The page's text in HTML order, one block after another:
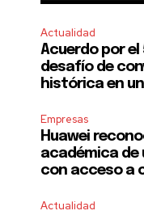
Actualidad
Acuerdo por el
desafío de
histórica en
Empresas
Huawei
académica de
con acceso a
Actualidad